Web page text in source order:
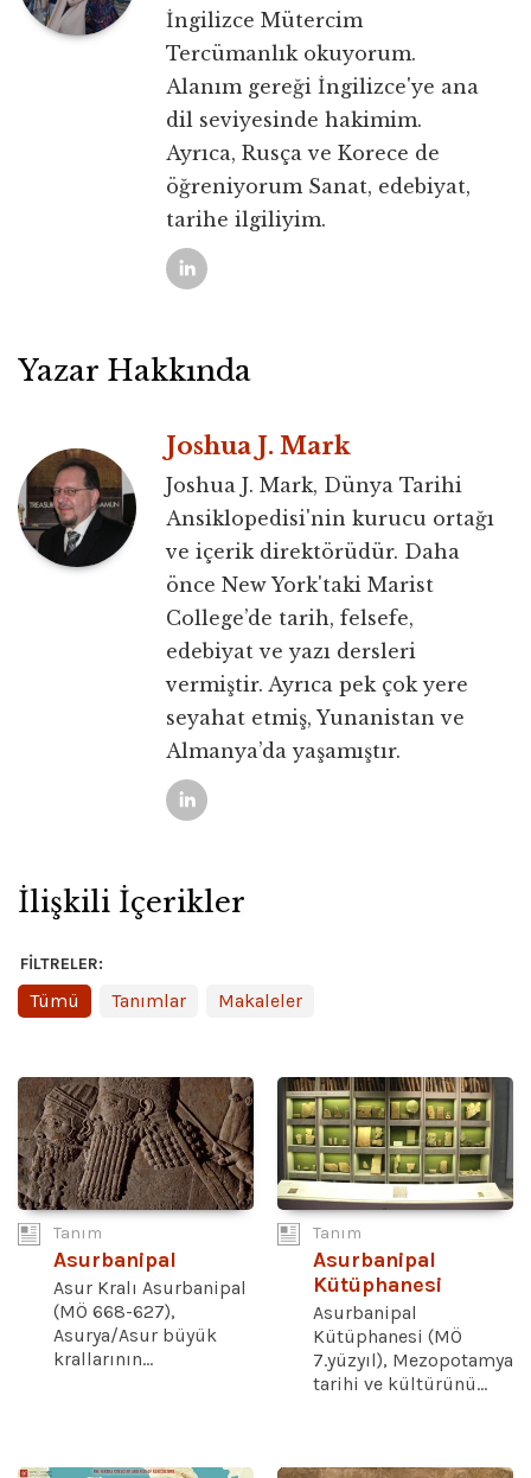
İngilizce Mütercim
Tercümanlık okuyorum.
Alanım gereği İngilizce'ye ana
dil seviyesinde hakimim.
Ayrıca, Rusça ve Korece de
öğreniyorum Sanat, edebiyat,
tarihe ilgiliyim.
Yazar Hakkında
Joshua J. Mark
Joshua J. Mark, Dünya Tarihi
Ansiklopedisi'nin kurucu ortağı
ve içerik direktörüdür. Daha
önce New York'taki Marist
College’de tarih, felsefe,
edebiyat ve yazı dersleri
vermiştir. Ayrıca pek çok yere
seyahat etmiş, Yunanistan ve
Almanya’da yaşamıştır.
İlişkili İçerikler
FILTRELER:
Tümü Tanımlar Makaleler
Tanım
Asurbanipal
Asur Kralı Asurbanipal
(MÖ 668-627),
Asurya/Asur büyük
krallarının...
Tanım
Asurbanipal
Kütüphanesi
Asurbanipal
Kütüphanesi (MÖ
7.yüzyıl), Mezopotamya
tarihi ve kültürünü...